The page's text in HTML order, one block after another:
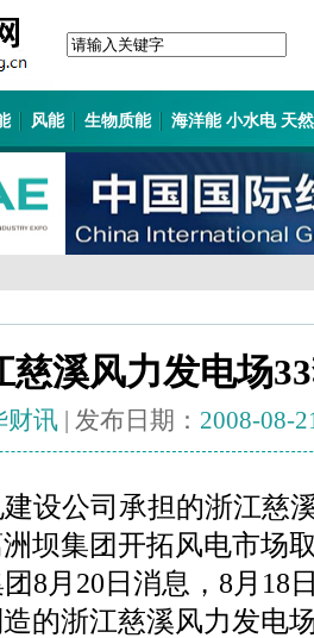
风能 生物质能 海洋能 小水电 天
慈溪风力发电场
财讯 | 发布日期： 2008-08-
设公司承担的浙江慈
坝集团开拓风电市场
8月20日消息，8月18
的浙江慈溪风力发电